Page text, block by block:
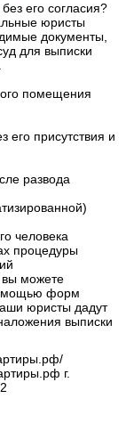
его согласия?
юристы
документы,
для выписки
помещения
его присутствия и
развода
человека
процедуры
можете
форм
юристы дадут
выписки
г.